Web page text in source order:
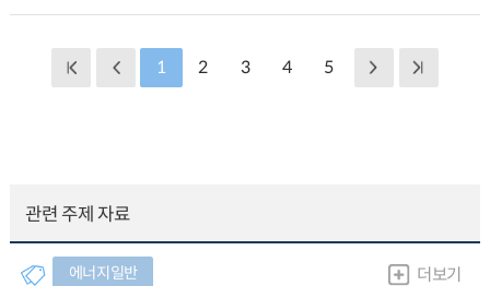
1 2 3 4 5
관련 주제 자료
에너지일반 더보기